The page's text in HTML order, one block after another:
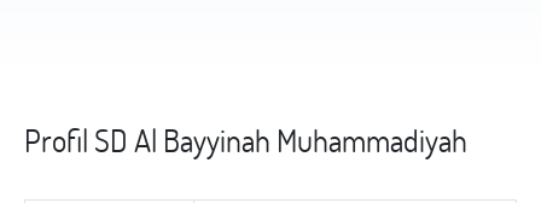
Profil SD Al Bayyinah Muhammadiyah